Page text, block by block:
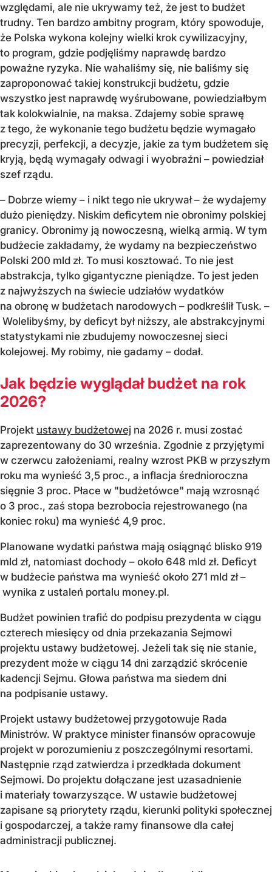
względami, ale nie ukrywamy też, że jest to budżet
trudny. Ten bardzo ambitny program, który spowoduje,
że Polska wykona kolejny wielki krok cywilizacyjny,
to program, gdzie podjęliśmy naprawdę bardzo
poważne ryzyka. Nie wahaliśmy się, nie baliśmy się
zaproponować takiej konstrukcji budżetu, gdzie
wszystko jest naprawdę wyśrubowane, powiedziałbym
tak kolokwialnie, na maksa. Zdajemy sobie sprawę
z tego, że wykonanie tego budżetu będzie wymagało
precyzji, perfekcji, a decyzje, jakie za tym budżetem się
kryją, będą wymagały odwagi i wyobraźni – powiedział
szef rządu.
– Dobrze wiemy – i nikt tego nie ukrywał – że wydajemy
dużo pieniędzy. Niskim deficytem nie obronimy polskiej
granicy. Obronimy ją nowoczesną, wielką armią. W tym
budżecie zakładamy, że wydamy na bezpieczeństwo
Polski 200 mld zł. To musi kosztować. To nie jest
abstrakcja, tylko gigantyczne pieniądze. To jest jeden
z najwyższych na świecie udziałów wydatków
na obronę w budżetach narodowych – podkreślił Tusk. –
Wolelibyśmy, by deficyt był niższy, ale abstrakcyjnymi
statystykami nie zbudujemy nowoczesnej sieci
kolejowej. My robimy, nie gadamy – dodał.
Jak będzie wyglądał budżet na rok
2026?
Projekt ustawy budżetowej na 2026 r. musi zostać
zaprezentowany do 30 września. Zgodnie z przyjętymi
w czerwcu założeniami, realny wzrost PKB w przyszłym
roku ma wynieść 3,5 proc., a inflacja średnioroczna
sięgnie 3 proc. Płace w "budżetówce" mają wzrosnąć
o 3 proc., zaś stopa bezrobocia rejestrowanego (na
koniec roku) ma wynieść 4,9 proc.
Planowane wydatki państwa mają osiągnąć blisko 919
mld zł, natomiast dochody – około 648 mld zł. Deficyt
w budżecie państwa ma wynieść około 271 mld zł –
wynika z ustaleń portalu money.pl.
Budżet powinien trafić do podpisu prezydenta w ciągu
czterech miesięcy od dnia przekazania Sejmowi
projektu ustawy budżetowej. Jeżeli tak się nie stanie,
prezydent może w ciągu 14 dni zarządzić skrócenie
kadencji Sejmu. Głowa państwa ma siedem dni
na podpisanie ustawy.
Projekt ustawy budżetowej przygotowuje Rada
Ministrów. W praktyce minister finansów opracowuje
projekt w porozumieniu z poszczególnymi resortami.
Następnie rząd zatwierdza i przedkłada dokument
Sejmowi. Do projektu dołączane jest uzasadnienie
i materiały towarzyszące. W ustawie budżetowej
zapisane są priorytety rządu, kierunki polityki społecznej
i gospodarczej, a także ramy finansowe dla całej
administracji publicznej.